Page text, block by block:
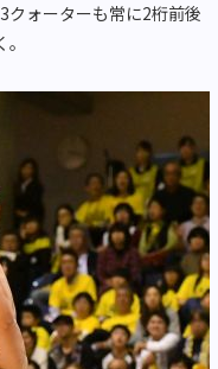
クォーターも常に2桁前後